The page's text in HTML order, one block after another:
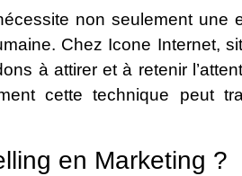
non seulement une
Chez Icone Internet,
à attirer et à retenir
cette technique peut
en Marketing ?